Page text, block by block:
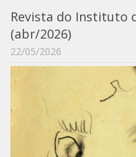
Revista do Instituto
(abr/2026)
22/05/2026